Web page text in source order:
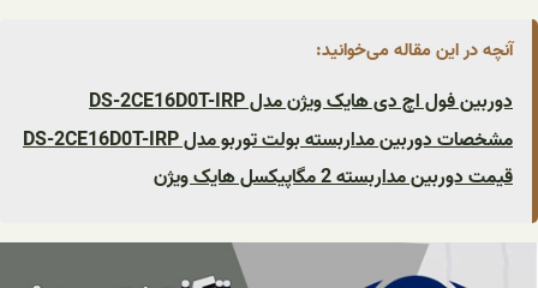
آنچه در این مقاله می‌خوانید:
دوربین فول اچ دی هایک ویژن مدل DS-2CE16D0T-IRP
مشخصات دوربین مداربسته بولت توربو مدل DS-2CE16D0T-IRP
قیمت دوربین مداربسته 2 مگاپیکسل هایک ویژن